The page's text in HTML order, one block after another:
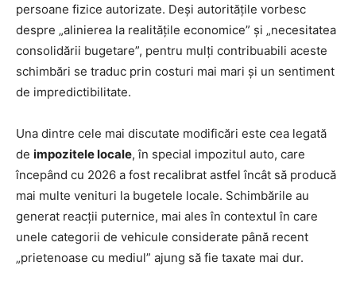
persoane fizice autorizate. Deși autoritățile vorbesc
despre „alinierea la realitățile economice” și „necesitatea
consolidării bugetare”, pentru mulți contribuabili aceste
schimbări se traduc prin costuri mai mari și un sentiment
de impredictibilitate.
Una dintre cele mai discutate modificări este cea legată
de impozitele locale, în special impozitul auto, care
începând cu 2026 a fost recalibrat astfel încât să producă
mai multe venituri la bugetele locale. Schimbările au
generat reacții puternice, mai ales în contextul în care
unele categorii de vehicule considerate până recent
„prietenoase cu mediul” ajung să fie taxate mai dur.